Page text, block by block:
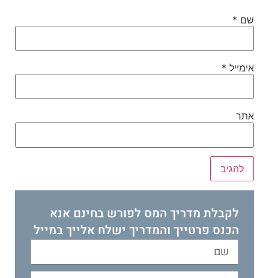
שם *
אימייל *
אתר
לקבלת מדריך המס לפורש בחינם אנא
הכנס פרטייך והמדריך ישלח אלייך במייל